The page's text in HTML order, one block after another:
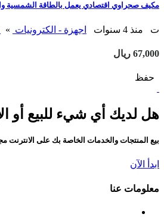
مكيف صحراوي اقتصادي يعمل بالطاقة الشمسية
ت منذ 4 سنوات اجهزة - الكترونيات »
67,000 ريال
حفظ
هل لديك أي شيء للبيع أو
بيع المنتجات والخدمات الخاصة بك على الانترنت
ابدأ الآن
معلومات عنا